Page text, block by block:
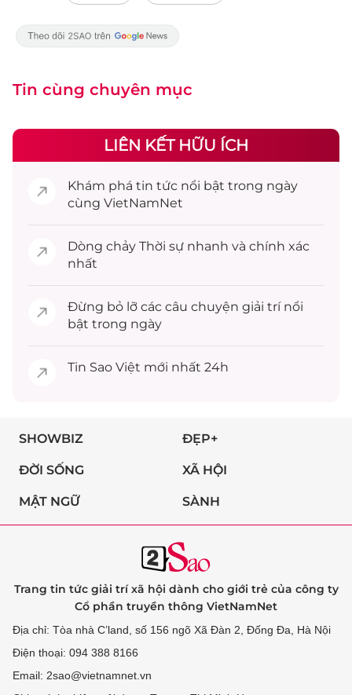
Tin cùng chuyên mục
LIÊN KẾT HỮU ÍCH
Khám phá tin tức nổi bật trong ngày
cùng VietNamNet
Dòng chảy Thời sự nhanh và chính xác
nhất
Đừng bỏ lỡ các câu chuyện giải trínổi
bật trong ngày
Tin Sao Việt mới nhất 24h
SHOWBIZ ĐẸP+
ĐỜI SỐNG XÃ HỘI
MẬT NGỮ SÀNH
Trang tin tức giải trí xã hội dành cho giới trẻ của công ty
Cổ phần truyền thông VietNamNet
Địa chỉ: Tòa nhà C’land, số 156 ngõ Xã Đàn 2, Đống Đa, Hà Nội
Điện thoại: 094 388 8166
Email: 2sao@vietnamnet.vn